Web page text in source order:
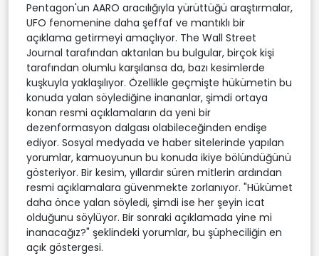
Pentagon'un AARO aracılığıyla yürüttüğü araştırmalar,
UFO fenomenine daha şeffaf ve mantıklı bir
açıklama getirmeyi amaçlıyor. The Wall Street
Journal tarafından aktarılan bu bulgular, birçok kişi
tarafından olumlu karşılansa da, bazı kesimlerde
kuşkuyla yaklaşılıyor. Özellikle geçmişte hükümetin bu
konuda yalan söylediğine inananlar, şimdi ortaya
konan resmi açıklamaların da yeni bir
dezenformasyon dalgası olabileceğinden endişe
ediyor. Sosyal medyada ve haber sitelerinde yapılan
yorumlar, kamuoyunun bu konuda ikiye bölündüğünü
gösteriyor. Bir kesim, yıllardır süren mitlerin ardından
resmi açıklamalara güvenmekte zorlanıyor. "Hükümet
daha önce yalan söyledi, şimdi ise her şeyin icat
olduğunu söylüyor. Bir sonraki açıklamada yine mi
inanacağız?" şeklindeki yorumlar, bu şüpheciliğin en
açık göstergesi.